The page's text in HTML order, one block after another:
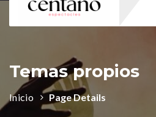
Temas propios
Inicio Page Details